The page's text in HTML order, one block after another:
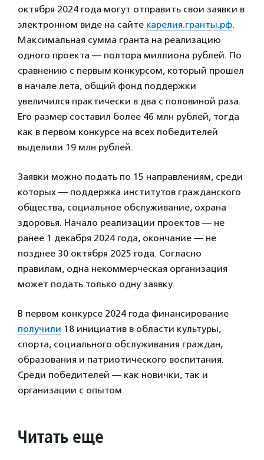
октября 2024 года могут отправить свои заявки в
электронном виде на сайте карелия.гранты.рф.
Максимальная сумма гранта на реализацию
одного проекта — полтора миллиона рублей. По
сравнению с первым конкурсом, который прошел
в начале лета, общий фонд поддержки
увеличился практически в два с половиной раза.
Его размер составил более 46 млн рублей, тогда
как в первом конкурсе на всех победителей
выделили 19 млн рублей.
Заявки можно подать по 15 направлениям, среди
которых — поддержка институтов гражданского
общества, социальное обслуживание, охрана
здоровья. Начало реализации проектов — не
ранее 1 декабря 2024 года, окончание — не
позднее 30 октября 2025 года. Согласно
правилам, одна некоммерческая организация
может подать только одну заявку.
В первом конкурсе 2024 года финансирование
получили 18 инициатив в области культуры,
спорта, социального обслуживания граждан,
образования и патриотического воспитания.
Среди победителей — как новички, так и
организации с опытом.
Читать еще